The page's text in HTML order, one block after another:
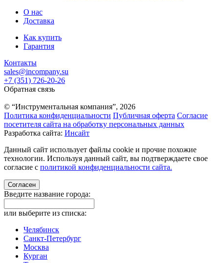
О нас
Доставка
Как купить
Гарантия
Контакты
sales@incompany.su
+7 (351) 726-20-26
Обратная связь
© “Инструментальная компания”, 2026
Политика конфиденциальности Публичная оферта Согласие
посетителя сайта на обработку персональных данных
Разработка сайта: Инсайт
Данный сайт использует файлы cookie и прочие похожие
технологии. Используя данный сайт, вы подтверждаете свое
согласие с политикой конфиденциальности сайта.
Согласен
Введите название города:
или выберите из списка:
Челябинск
Санкт-Петербург
Москва
Курган